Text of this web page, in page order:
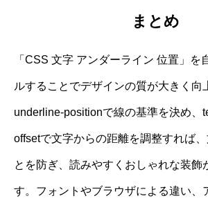
まとめ
「CSS 文字 アンダーライン 位置」を
ルすることでデザインの質が大きく向
underline-positionで線の基準を決め、
offsetで文字からの距離を調整すれば
とを防ぎ、読みやすくおしゃれな装飾
す。フォントやブラウザによる違い、